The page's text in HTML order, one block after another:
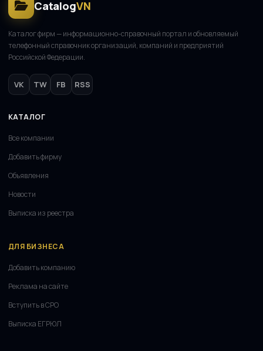
CatalogVN
Каталог фирм — информационно-справочный портал и обновляемый
телефонный справочник организаций, компаний и предприятий
Российской Федерации.
VK TW FB RSS
КАТАЛОГ
Все компании
Добавить фирму
Объявления
Новости
Выписка из реестра
ДЛЯ БИЗНЕСА
Добавить компанию
Реклама на сайте
Вступить в СРО
Выписка ЕГРЮЛ